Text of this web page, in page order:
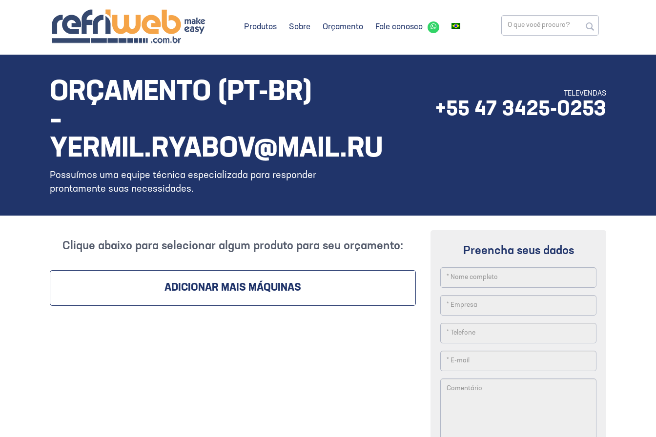
Produtos Sobre Orçamento Fale conosco
ORÇAMENTO (PT-BR)
–
YERMIL.RYABOV@MAIL.RU
Possuímos uma equipe técnica especializada para responder
prontamente suas necessidades.
TELEVENDAS
+55 47 3425-0253
Clique abaixo para selecionar algum produto para seu orçamento:
ADICIONAR MAIS MÁQUINAS
Preencha seus dados